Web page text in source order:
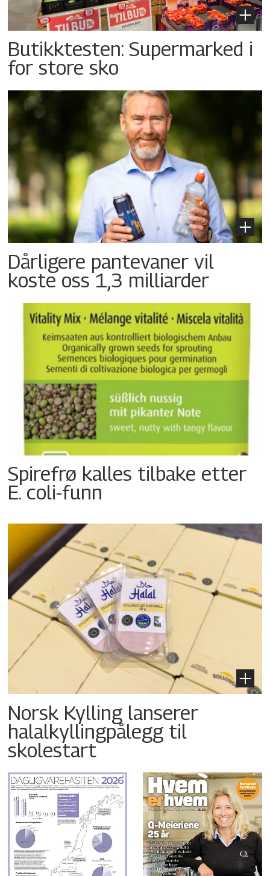
Butikktesten: Supermarked i
for store sko
Dårligere pantevaner vil
koste oss 1,3 milliarder
Spirefrø kalles tilbake etter
E. coli-funn
Norsk Kylling lanserer
halalkyllingpålegg til
skolestart